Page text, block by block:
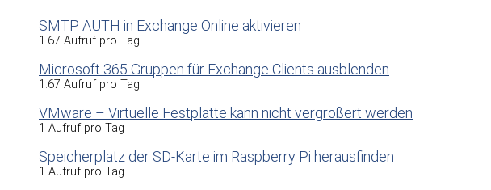
SMTP AUTH in Exchange Online aktivieren
1.67 Aufruf pro Tag
Microsoft 365 Gruppen für Exchange Clients ausblenden
1.67 Aufruf pro Tag
VMware – Virtuelle Festplatte kann nicht vergrößert werden
1 Aufruf pro Tag
Speicherplatz der SD-Karte im Raspberry Pi herausfinden
1 Aufruf pro Tag